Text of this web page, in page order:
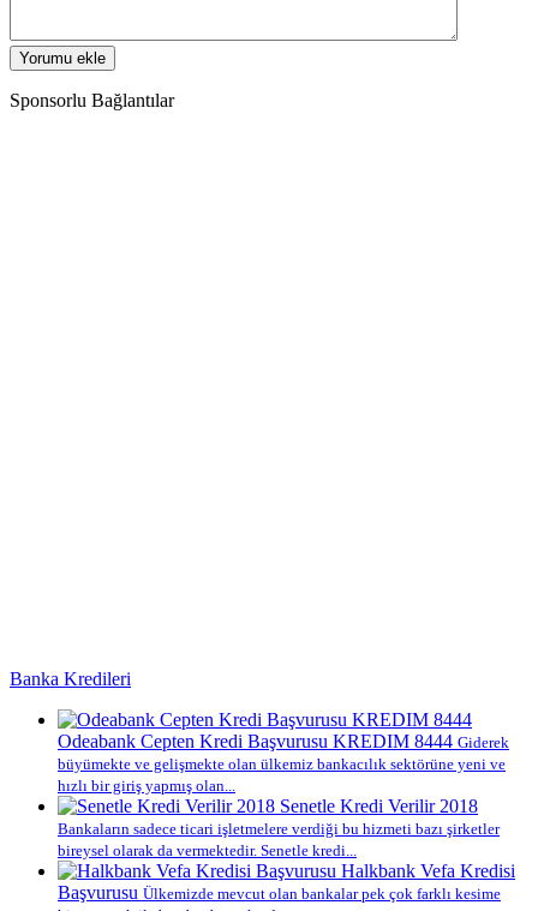
Sponsorlu Bağlantılar
Banka Kredileri
Odeabank Cepten Kredi Başvurusu KREDIM 8444 Giderek
büyümekte ve gelişmekte olan ülkemiz bankacılık sektörüne yeni ve
hızlı bir giriş yapmış olan...
Senetle Kredi Verilir 2018
Bankaların sadece ticari işletmelere verdiği bu hizmeti bazı şirketler
bireysel olarak da vermektedir. Senetle kredi...
Halkbank Vefa Kredisi
Başvurusu Ülkemizde mevcut olan bankalar pek çok farklı kesime